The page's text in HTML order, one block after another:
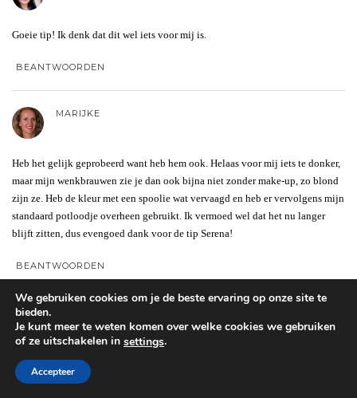
Goeie tip! Ik denk dat dit wel iets voor mij is.
BEANTWOORDEN
MARIJKE
Heb het gelijk geprobeerd want heb hem ook. Helaas voor mij iets te donker,
maar mijn wenkbrauwen zie je dan ook bijna niet zonder make-up, zo blond
zijn ze. Heb de kleur met een spoolie wat vervaagd en heb er vervolgens mijn
standaard potloodje overheen gebruikt. Ik vermoed wel dat het nu langer
blijft zitten, dus evengoed dank voor de tip Serena!
BEANTWOORDEN
zo slim bedacht van je serena! Heel nuttig dit, thumbs up!!
We gebruiken cookies om je de beste ervaring op onze site te
bieden.
Je kunt meer te weten komen over welke cookies we gebruiken
of ze uitschakelen in settings.
Accepteer